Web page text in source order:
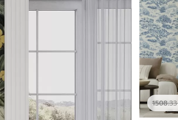
1508.33